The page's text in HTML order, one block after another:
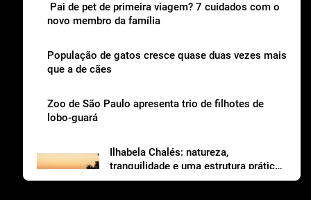
Pai de pet de primeira viagem? 7 cuidados com o
novo membro da família
População de gatos cresce quase duas vezes mais
que a de cães
Zoo de São Paulo apresenta trio de filhotes de
lobo-guará
Ilhabela Chalés: natureza,
tranquilidade e uma estrutura prática
para viajar com os dogs